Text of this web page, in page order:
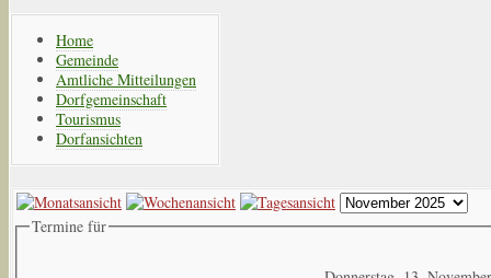
Home
Gemeinde
Amtliche Mitteilungen
Dorfgemeinschaft
Tourismus
Dorfansichten
Termine für